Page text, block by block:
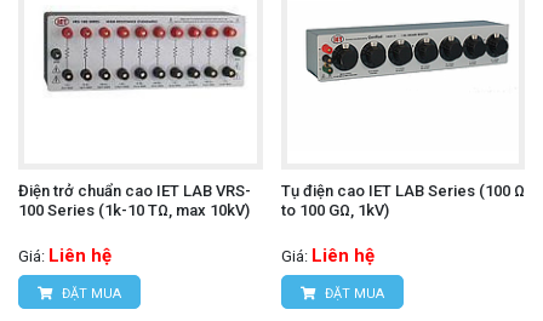
Điện trở chuẩn cao IET LAB VRS-
100 Series (1k-10 TΩ, max 10kV)
Giá: Liên hệ
ĐẶT MUA
Tụ điện cao IET LAB Series (100 Ω
to 100 GΩ, 1kV)
Giá: Liên hệ
ĐẶT MUA